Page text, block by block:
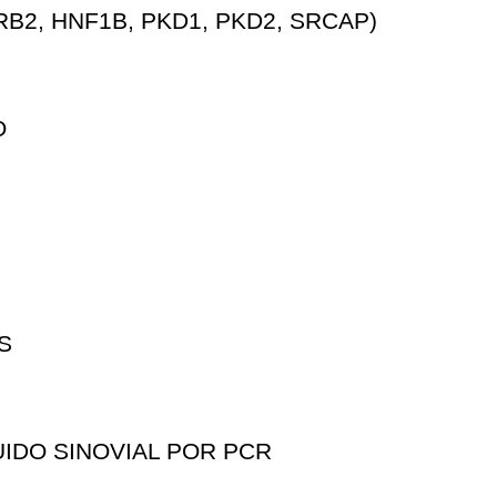
HNF1B, PKD1, PKD2, SRCAP)
SINOVIAL POR PCR